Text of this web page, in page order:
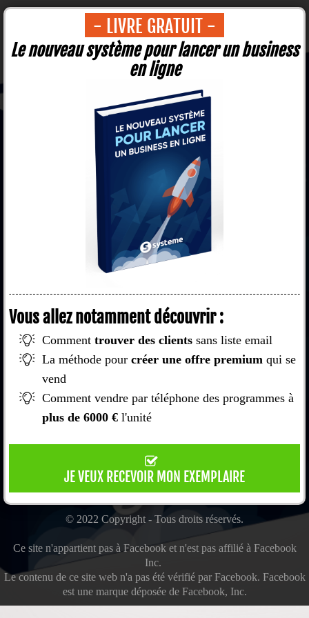
- LIVRE GRATUIT -
Le nouveau système pour lancer un business
en ligne
Vous allez notamment découvrir :
Comment trouver des clientssans liste email
La méthode pour créer une offre premiumqui se
vend
Comment vendre par téléphone des programmes à
plus de 6000 €l'unité
JE VEUX RECEVOIR MON EXEMPLAIRE
© 2022 Copyright - Tous droits réservés.
Ce site n'appartient pas à Facebook et n'est pas affilié à Facebook
Inc.
Le contenu de ce site web n'a pas été vérifié par Facebook. Facebook
est une marque déposée de Facebook, Inc.